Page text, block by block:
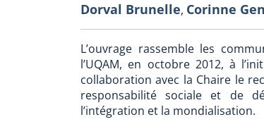
Dorval Brunelle, Corinne
L’ouvrage rassemble les
l’UQAM, en octobre 2012, à
collaboration avec la Chaire le
responsabilité sociale et de
l’intégration et la mondialisation.